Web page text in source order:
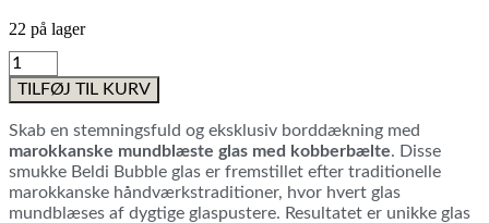
22 på lager
Marokkanske
mundblæste
glas
kobberbælte
(2
stk.)
antal
TILFØJ TIL KURV
Skab en stemningsfuld og eksklusiv borddækning med
marokkanske mundblæste glas med kobberbælte. Disse
smukke Beldi Bubble glas er fremstillet efter traditionelle
marokkanske håndværkstraditioner, hvor hvert glas
mundblæses af dygtige glaspustere. Resultatet er unikke glas